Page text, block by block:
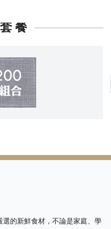
餐
選的新鮮食材，不論是家庭、學